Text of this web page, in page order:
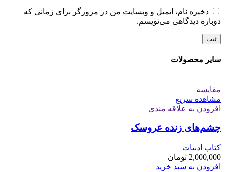
ذخیره نام، ایمیل و وبسایت من در مرورگر برای زمانی که
دوباره دیدگاهی می‌نویسم.
سایر محصولات
مقایسه
مشاهده سریع
افزودن به علاقه مندی
چشم‌های زنده عروسک
کتاب ادبیات
2,000,000 تومان
افزودن به سبد خرید